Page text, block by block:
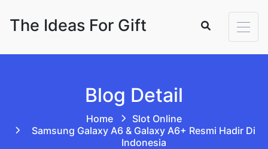
The Ideas For Gift
Blog Detail
Home
Slot Online
Samsung Galaxy A6 & Galaxy A6+ Resmi Hadir Di
Indonesia